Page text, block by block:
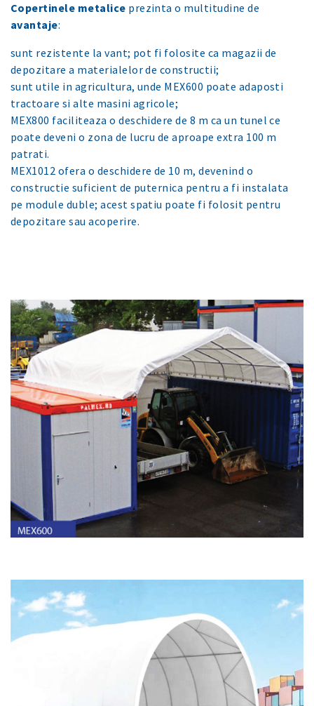
Copertinele metalice prezinta o multitudine de
avantaje:
sunt rezistente la vant; pot fi folosite ca magazii de
depozitare a materialelor de constructii;
sunt utile in agricultura, unde MEX600 poate adaposti
tractoare si alte masini agricole;
MEX800 faciliteaza o deschidere de 8 m ca un tunel ce
poate deveni o zona de lucru de aproape extra 100 m
patrati.
MEX1012 ofera o deschidere de 10 m, devenind o
constructie suficient de puternica pentru a fi instalata
pe module duble; acest spatiu poate fi folosit pentru
depozitare sau acoperire.